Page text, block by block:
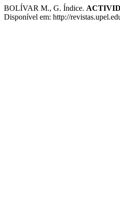
BOLÍVAR M., G. Índice.
Disponível em: http://